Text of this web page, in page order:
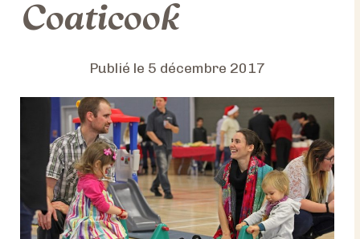
Coaticook
Publié le 5 décembre 2017